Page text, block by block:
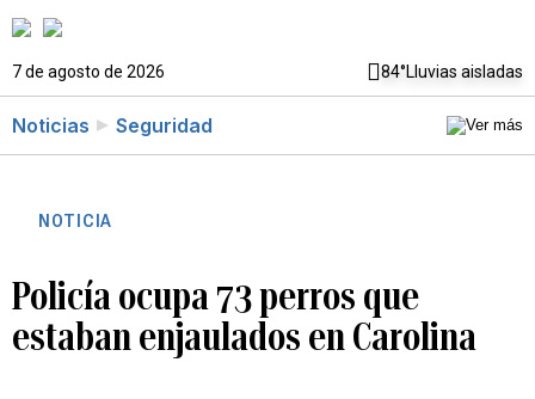
7 de agosto de 2026 84°Lluvias aisladas
Noticias Seguridad
NOTICIA
Policía ocupa 73 perros que
estaban enjaulados en Carolina